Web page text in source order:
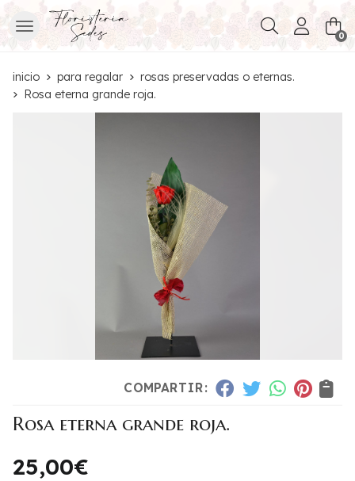
Buscar 0
inicio para regalar
rosas preservadas o eternas.
Rosa eterna grande roja.
COMPARTIR:
Rosa eterna grande roja.
25,00€